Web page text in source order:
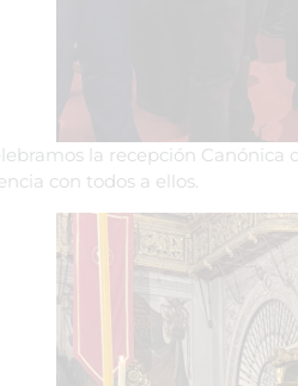
la recepción
con todos a ellos.